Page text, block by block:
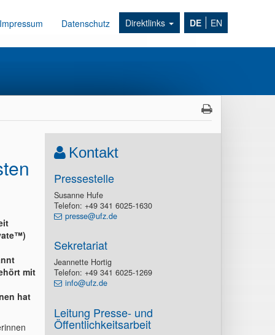
Impressum Datenschutz Direktlinks DE EN
mit
hat
Kontakt
Pressestelle
Susanne Hufe
Telefon: +49 341 6025-1630
presse@ufz.de
Sekretariat
Jeannette Hortig
Telefon: +49 341 6025-1269
info@ufz.de
Leitung Presse- und
Öffentlichkeitsarbeit